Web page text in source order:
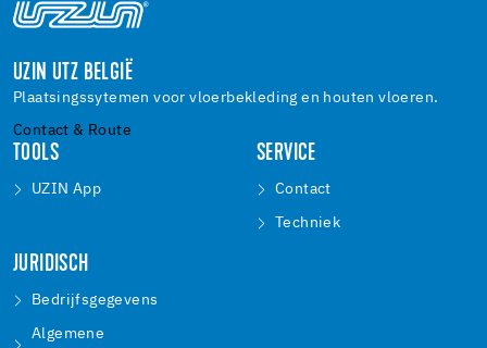
UZIN UTZ BELGIË
Plaatsingssytemen voor vloerbekleding en houten vloeren.
Contact & Route
TOOLS
UZIN App
SERVICE
Contact
Techniek
JURIDISCH
Bedrijfsgegevens
Algemene